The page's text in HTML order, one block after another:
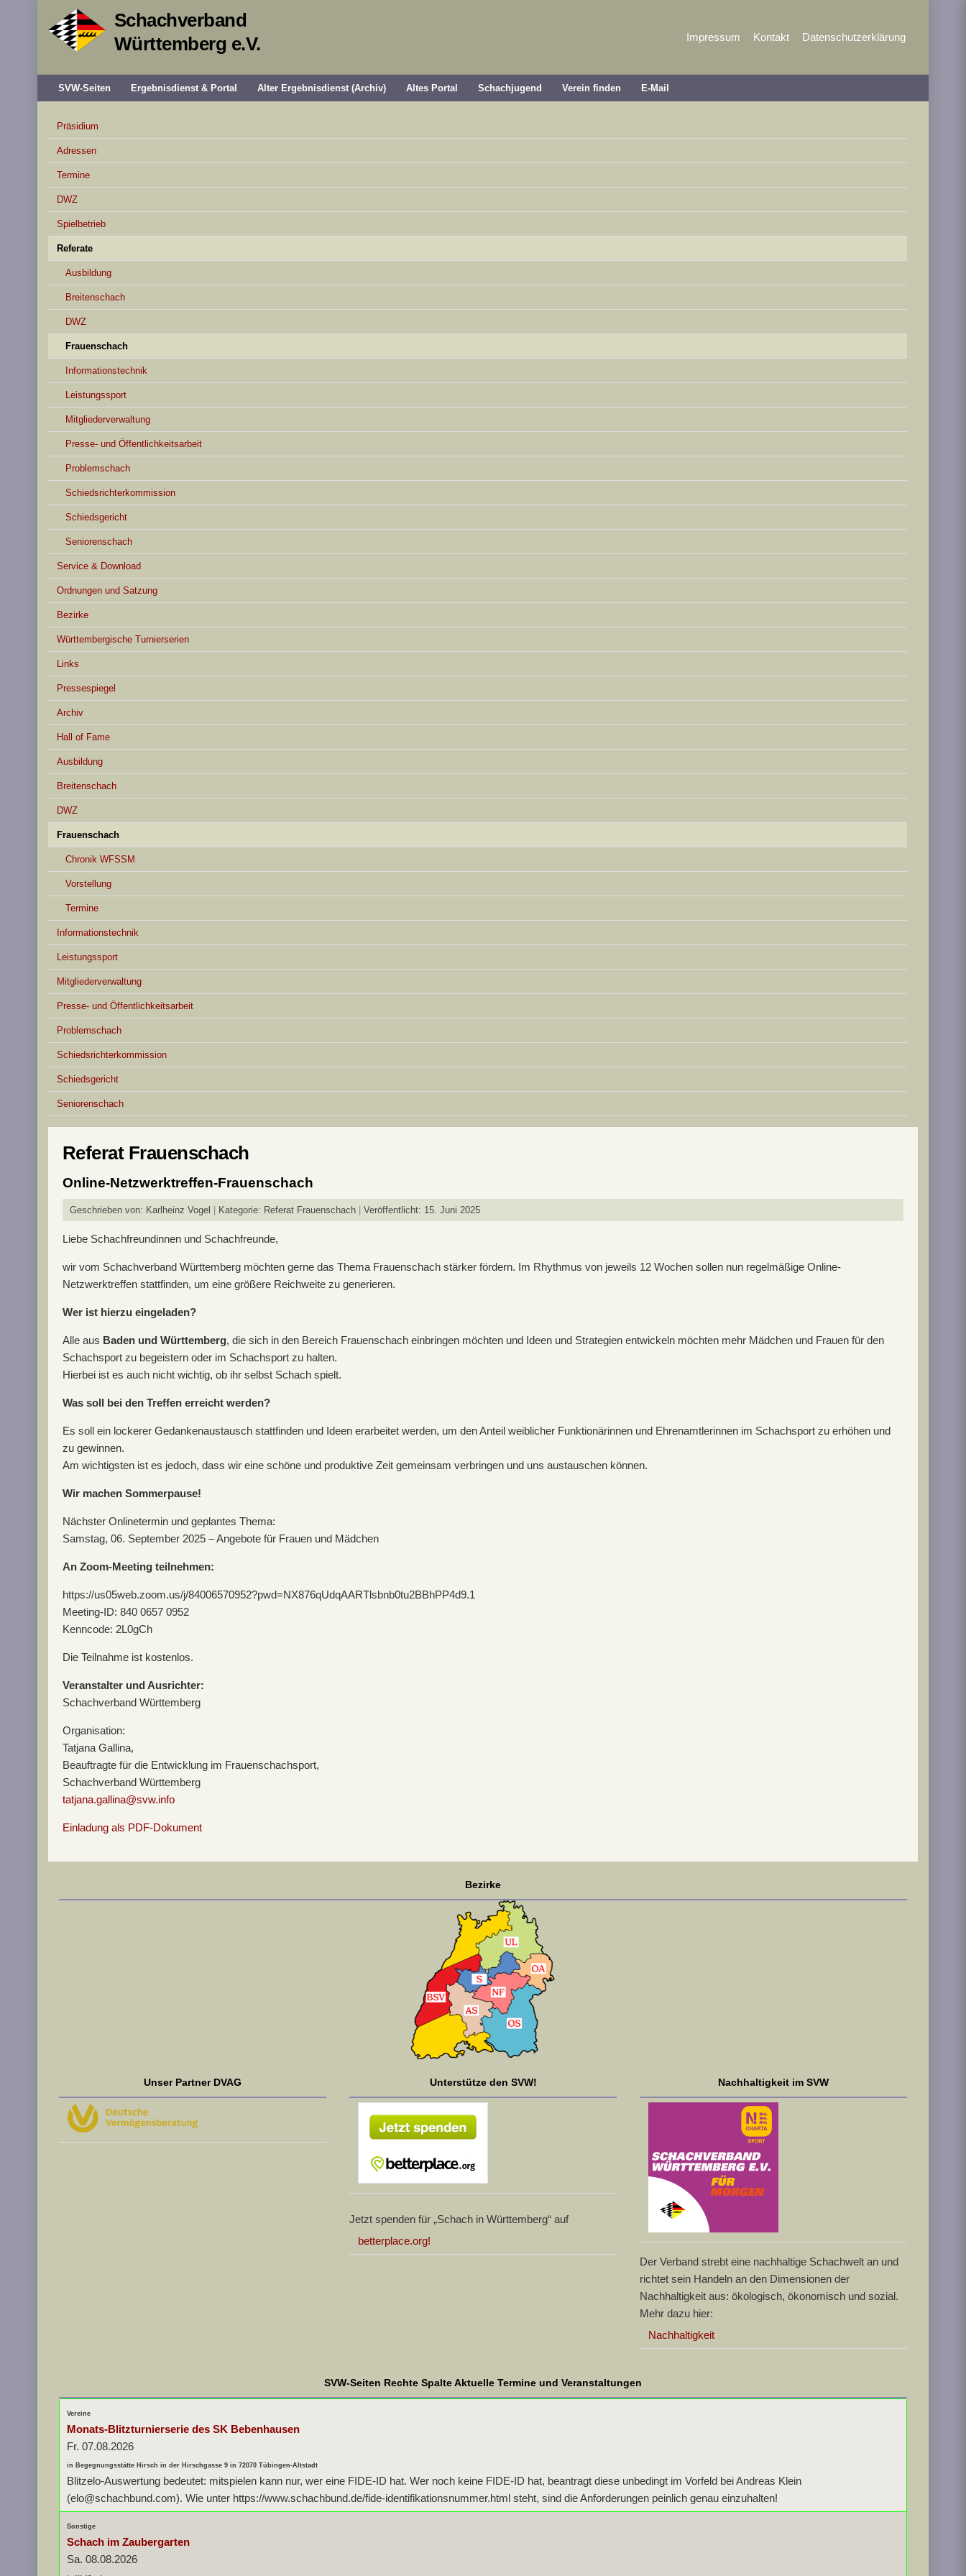
Schachverband
Württemberg e.V.
Impressum Kontakt Datenschutzerklärung
SVW-Seiten Ergebnisdienst & Portal Alter Ergebnisdienst (Archiv) Altes Portal Schachjugend Verein finden E-Mail
Präsidium
Adressen
Termine
DWZ
Spielbetrieb
Referate
Ausbildung
Breitenschach
DWZ
Frauenschach
Informationstechnik
Leistungssport
Mitgliederverwaltung
Presse- und Öffentlichkeitsarbeit
Problemschach
Schiedsrichterkommission
Schiedsgericht
Seniorenschach
Service & Download
Ordnungen und Satzung
Bezirke
Württembergische Turnierserien
Links
Pressespiegel
Archiv
Hall of Fame
Ausbildung
Breitenschach
DWZ
Frauenschach
Chronik WFSSM
Vorstellung
Termine
Informationstechnik
Leistungssport
Mitgliederverwaltung
Presse- und Öffentlichkeitsarbeit
Problemschach
Schiedsrichterkommission
Schiedsgericht
Seniorenschach
Referat Frauenschach
Online-Netzwerktreffen-Frauenschach
Geschrieben von: Karlheinz Vogel Kategorie: Referat Frauenschach Veröffentlicht: 15. Juni 2025
Liebe Schachfreundinnen und Schachfreunde,
wir vom Schachverband Württemberg möchten gerne das Thema Frauenschach stärker fördern. Im Rhythmus von jeweils 12 Wochen sollen nun regelmäßige Online-
Netzwerktreffen stattfinden, um eine größere Reichweite zu generieren.
Wer ist hierzu eingeladen?
Alle aus Baden und Württemberg, die sich in den Bereich Frauenschach einbringen möchten und Ideen und Strategien entwickeln möchten mehr Mädchen und Frauen für den
Schachsport zu begeistern oder im Schachsport zu halten.
Hierbei ist es auch nicht wichtig, ob ihr selbst Schach spielt.
Was soll bei den Treffen erreicht werden?
Es soll ein lockerer Gedankenaustausch stattfinden und Ideen erarbeitet werden, um den Anteil weiblicher Funktionärinnen und Ehrenamtlerinnen im Schachsport zu erhöhen und
zu gewinnen.
Am wichtigsten ist es jedoch, dass wir eine schöne und produktive Zeit gemeinsam verbringen und uns austauschen können.
Wir machen Sommerpause!
Nächster Onlinetermin und geplantes Thema:
Samstag, 06. September 2025 – Angebote für Frauen und Mädchen
An Zoom-Meeting teilnehmen:
https://us05web.zoom.us/j/84006570952?pwd=NX876qUdqAARTlsbnb0tu2BBhPP4d9.1
Meeting-ID: 840 0657 0952
Kenncode: 2L0gCh
Die Teilnahme ist kostenlos.
Veranstalter und Ausrichter:
Schachverband Württemberg
Organisation:
Tatjana Gallina,
Beauftragte für die Entwicklung im Frauenschachsport,
Schachverband Württemberg
tatjana.gallina@svw.info
Einladung als PDF-Dokument
Bezirke
Unser Partner DVAG Unterstütze den SVW!
Jetzt spenden für „Schach in Württemberg“ auf
betterplace.org!
Nachhaltigkeit im SVW
Der Verband strebt eine nachhaltige Schachwelt an und
richtet sein Handeln an den Dimensionen der
Nachhaltigkeit aus: ökologisch, ökonomisch und sozial.
Mehr dazu hier:
Nachhaltigkeit
SVW-Seiten Rechte Spalte Aktuelle Termine und Veranstaltungen
Vereine
Monats-Blitzturnierserie des SK Bebenhausen
Fr. 07.08.2026
in Begegnungsstätte Hirsch in der Hirschgasse 9 in 72070 Tübingen-Altstadt
Blitzelo-Auswertung bedeutet: mitspielen kann nur, wer eine FIDE-ID hat. Wer noch keine FIDE-ID hat, beantragt diese unbedingt im Vorfeld bei Andreas Klein
(elo@schachbund.com). Wie unter https://www.schachbund.de/fide-identifikationsnummer.html steht, sind die Anforderungen peinlich genau einzuhalten!
Sonstige
Schach im Zaubergarten
Sa. 08.08.2026